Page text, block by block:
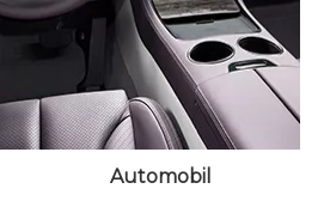
Automobil